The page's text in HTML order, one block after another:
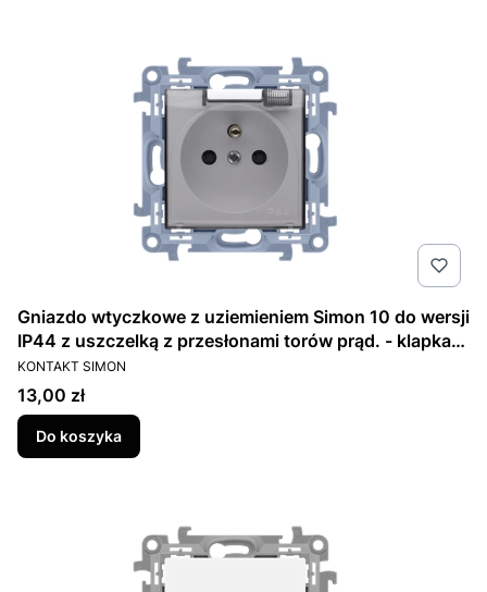
Gniazdo wtyczkowe z uziemieniem Simon 10 do wersji
IP44 z uszczelką z przesłonami torów prąd. - klapka
transparetna (moduł) 16A, 250V, zac. śrub.; biały
PRODUCENT
KONTAKT SIMON
Cena
13,00 zł
Do koszyka